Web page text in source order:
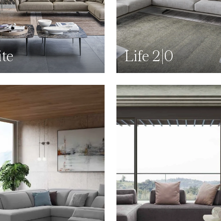
Life 2|0